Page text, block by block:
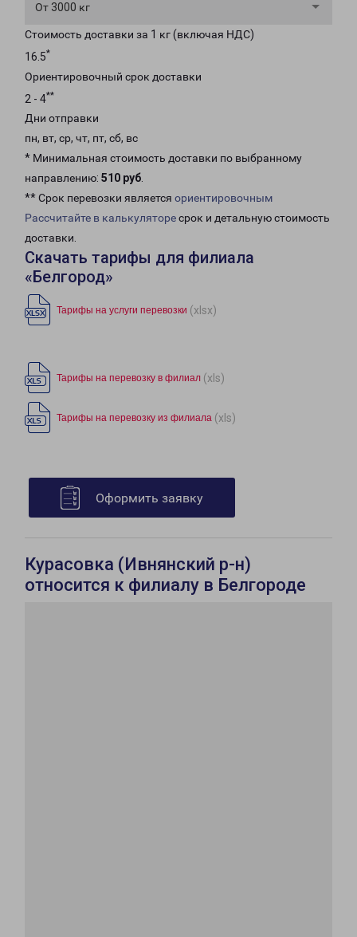
От 3000 кг
Стоимость доставки за 1 кг (включая НДС)
16.5*
Ориентировочный срок доставки
2 - 4**
Дни отправки
пн, вт, ср, чт, пт, сб, вс
* Минимальная стоимость доставки по выбранному
направлению: 510 руб.
** Срок перевозки является ориентировочным
Рассчитайте в калькуляторесрок и детальную стоимость
доставки.
Скачать тарифы для филиала
«Белгород»
Тарифы на услуги перевозки (xlsx)
Тарифы на перевозку в филиал (xls)
Тарифы на перевозку из филиала (xls)
Оформить заявку
Курасовка (Ивнянский р-н)
относится к филиалу в Белгороде